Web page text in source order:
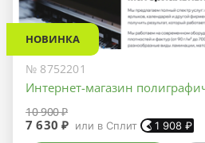
НОВИНКА
№ 8752201
Интернет-магазин
10 900 ₽
7 630 ₽ или в Сплит 1 908 ₽